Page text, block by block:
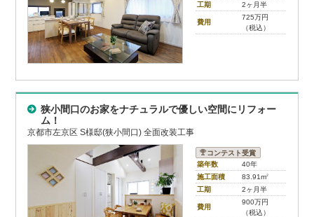
工期 2ヶ月半
費用
725万円
（税込）
狭小間口のお家をナチュラルで優しい空間にリフォー
ム！
京都市左京区 S様邸(狭小間口) 全面改装工事
コンテスト受賞
築年数
40年
施工面積
83.91m2
工期 2ヶ月半
費用
900万円
（税込）